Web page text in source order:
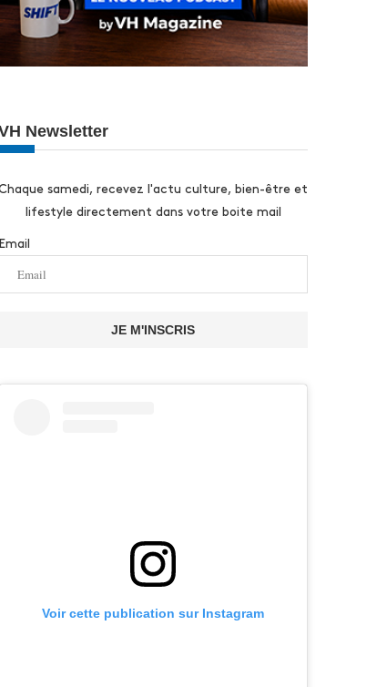
Newsletter
samedi, recevez l'actu culture, bien-être et
lifestyle directement dans votre boite mail
Email
JE M'INSCRIS
Voir cette publication sur Instagram